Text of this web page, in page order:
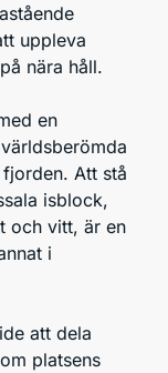
uppleva
nära håll.
en
Att stå
isblock,
och vitt, är en
i
att dela
platsens